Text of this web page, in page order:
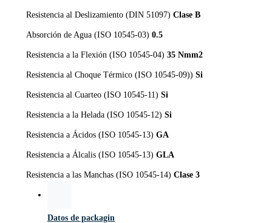
Resistencia al Deslizamiento (DIN 51097) Clase B
Absorción de Agua (ISO 10545-03) 0.5
Resistencia a la Flexión (ISO 10545-04) 35 Nmm2
Resistencia al Choque Térmico (ISO 10545-09)) Si
Resistencia al Cuarteo (ISO 10545-11) Si
Resistencia a la Helada (ISO 10545-12) Si
Resistencia a Ácidos (ISO 10545-13) GA
Resistencia a Álcalis (ISO 10545-13) GLA
Resistencia a las Manchas (ISO 10545-14) Clase 3
Datos de packagin